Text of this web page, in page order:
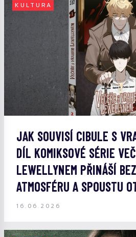
KULTURA
JAK SOUVISÍ CIBULE S
DÍL KOMIKSOVÉ SÉRIE
LEWELLYNEM PŘINÁŠÍ
ATMOSFÉRU A SPOUSTU
16.06.2026